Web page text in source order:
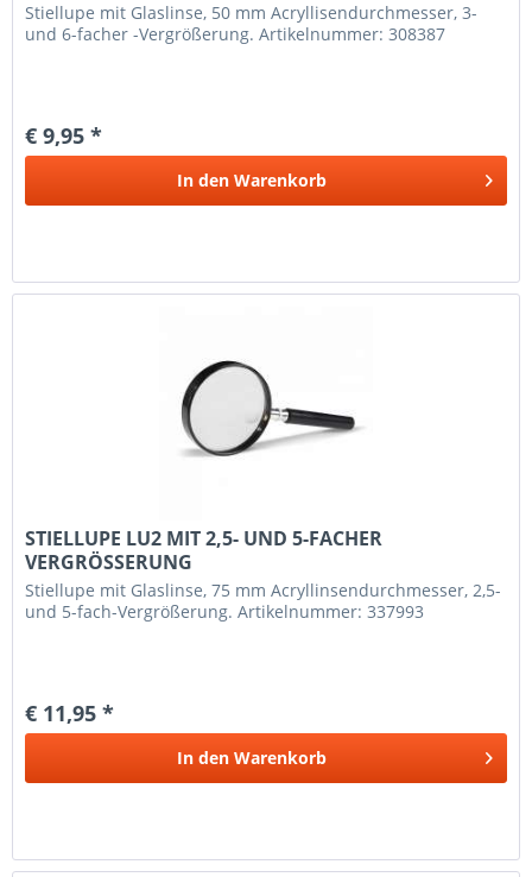
Stiellupe mit Glaslinse, 50 mm Acryllisendurchmesser, 3-
und 6-facher -Vergrößerung. Artikelnummer: 308387
€ 9,95 *
In den Warenkorb
STIELLUPE LU2 MIT 2,5- UND 5-FACHER
VERGRÖSSERUNG
Stiellupe mit Glaslinse, 75 mm Acryllinsendurchmesser, 2,5-
und 5-fach-Vergrößerung. Artikelnummer: 337993
€ 11,95 *
In den Warenkorb